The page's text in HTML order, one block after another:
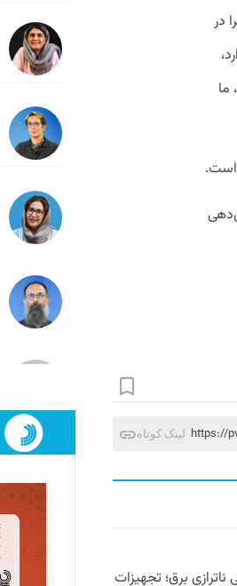
در
ما
لینک کوتاه https://
ناترازی برق؛ تجهیزات